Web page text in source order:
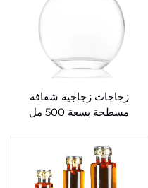
زجاجات زجاجية شفافة
مسطحة بسعة 500 مل
500 مل لكل زجاجة